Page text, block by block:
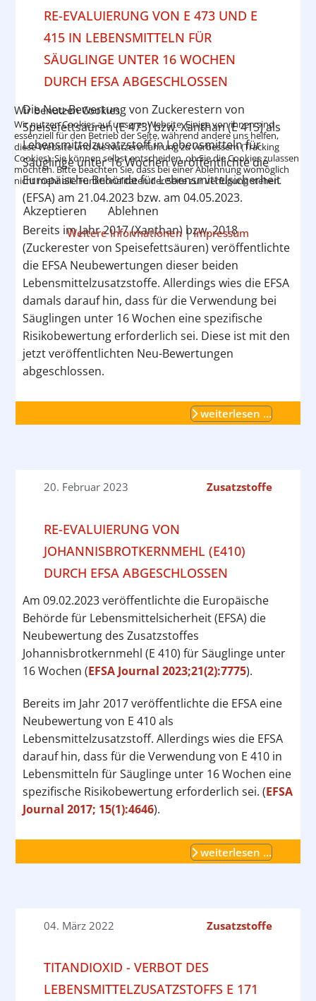
RE-EVALUIERUNG VON E 473 UND E
415 IN LEBENSMITTELN FÜR
SÄUGLINGE UNTER 16 WOCHEN
DURCH EFSA ABGESCHLOSSEN
Die Neu-Bewertung von Zuckerestern von
Speisefettsäuren (E 473) bzw. Xanthan (E 415) als
Lebensmittelzusatzstoff in Lebensmitteln für
Säuglinge unter 16 Wochen veröffentlichte die
Europäische Behörde für Lebensmittelsicherheit
(EFSA) am 21.04.2023 bzw. am 04.05.2023.
Bereits im Jahr 2017 (Xanthan) bzw. 2018
(Zuckerester von Speisefettsäuren) veröffentlichte
die EFSA Neubewertungen dieser beiden
Lebensmittelzusatzstoffe. Allerdings wies die EFSA
damals darauf hin, dass für die Verwendung bei
Säuglingen unter 16 Wochen eine spezifische
Risikobewertung erforderlich sei. Diese ist mit den
jetzt veröffentlichten Neu-Bewertungen
abgeschlossen.
weiterlesen …
20. Februar 2023 Zusatzstoffe
RE-EVALUIERUNG VON
JOHANNISBROTKERNMEHL (E410)
DURCH EFSA ABGESCHLOSSEN
Am 09.02.2023 veröffentlichte die Europäische
Behörde für Lebensmittelsicherheit (EFSA) die
Neubewertung des Zusatzstoffes
Johannisbrotkernmehl (E 410) für Säuglinge unter
16 Wochen (EFSA Journal 2023;21(2):7775).
Bereits im Jahr 2017 veröffentlichte die EFSA eine
Neubewertung von E 410 als
Lebensmittelzusatzstoff. Allerdings wies die EFSA
darauf hin, dass für die Verwendung von E 410 in
Lebensmitteln für Säuglinge unter 16 Wochen eine
spezifische Risikobewertung erforderlich sei. (EFSA
Journal 2017; 15(1):4646).
weiterlesen …
04. März 2022 Zusatzstoffe
TITANDIOXID - VERBOT DES
LEBENSMITTELZUSATZSTOFFS E 171
Wir benutzen Cookies
Wir nutzen Cookies auf unserer Website. Einige von ihnen sind
essenziell für den Betrieb der Seite, während andere uns helfen,
diese Website und die Nutzererfahrung zu verbessern (Tracking
Cookies). Sie können selbst entscheiden, ob Sie die Cookies zulassen
möchten. Bitte beachten Sie, dass bei einer Ablehnung womöglich
nicht mehr alle Funktionalitäten der Seite zur Verfügung stehen.
Akzeptieren Ablehnen
Weitere Informationen |Impressum